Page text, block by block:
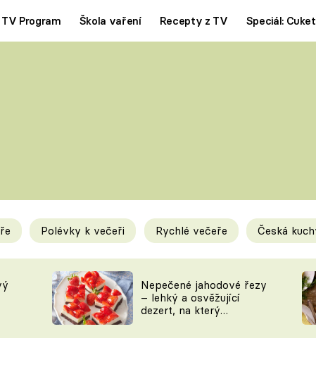
TV Program Škola vaření Recepty z TV Speciál:
Tipy a triky
KAM ZA JÍDLEM
VYCHYTÁVKY
Polévky k večeři Rychlé večeře Česká
Nepečené jahodové řezy
– lehký a osvěžující
dezert, na který